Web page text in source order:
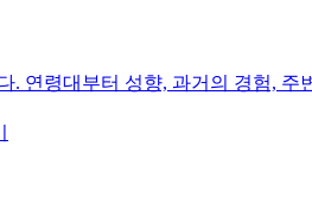
연령대부터 성향, 과거의 경험,